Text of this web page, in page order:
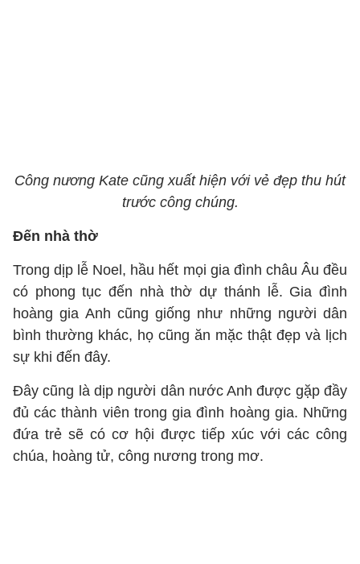
Công nương Kate cũng xuất hiện với vẻ đẹp thu hút
trước công chúng.
Đến nhà thờ
Trong dịp lễ Noel, hầu hết mọi gia đình châu Âu đều
có phong tục đến nhà thờ dự thánh lễ. Gia đình
hoàng gia Anh cũng giống như những người dân
bình thường khác, họ cũng ăn mặc thật đẹp và lịch
sự khi đến đây.
Đây cũng là dịp người dân nước Anh được gặp đầy
đủ các thành viên trong gia đình hoàng gia. Những
đứa trẻ sẽ có cơ hội được tiếp xúc với các công
chúa, hoàng tử, công nương trong mơ.